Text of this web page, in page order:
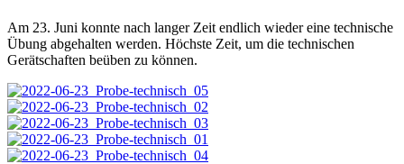
Am 23. Juni konnte nach langer Zeit endlich wieder eine technische
Übung abgehalten werden. Höchste Zeit, um die technischen
Gerätschaften beüben zu können.